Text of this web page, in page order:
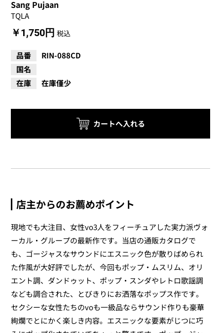
Sang Pujaan
TQLA
￥1,750円 税込
品番
RIN-088CD
国名
在庫
在庫僅少
店主からのお薦めポイント
現地でも大注目、女性vo3人をフィーチュアした実力派ヴォ
ーカル・グループの最新作です。当店の通販カタログで
も、ゴージャスなサウンドにエスニック色が散りばめられ
た作風が大好評でしたが、今回もポップ・ムスリム、オリ
エント調、ダンドゥット、ポップ・スンダやレトロ歌謡調
なども調合された、とびきりにお洒落なポップス作です。
セクシーな女性たちのvoも一級品ならサウンド作りも豪華
絢爛でとにかく楽しき内容。エスニックな要素がじつに巧